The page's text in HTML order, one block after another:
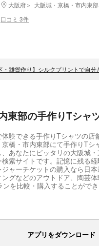
大阪府 大阪城・京橋・市内東部
口コミ 3件
・雑貨作り】シルクプリントで自
東部の手作りTシャ
験できる手作りTシャツの店
橋・市内東部にて手作りT
あなたにピッタリの大阪城
索サイトです。記憶に残る
ャーチケットの購入なら日
グなどのアウトドア、陶芸
を比較・購入することができ
アプリをダウンロード